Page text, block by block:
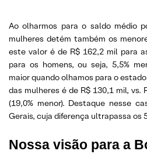
Ao olharmos para o saldo médio
mulheres detém também os
este valor é de R$ 162,2 mil para
para os homens, ou seja, 5,5%
maior quando olhamos para o
das mulheres é de R$ 130,1 mil, vs.
(19,0% menor). Destaque nesse
Gerais, cuja diferença ultrapassa os
Nossa visão para a